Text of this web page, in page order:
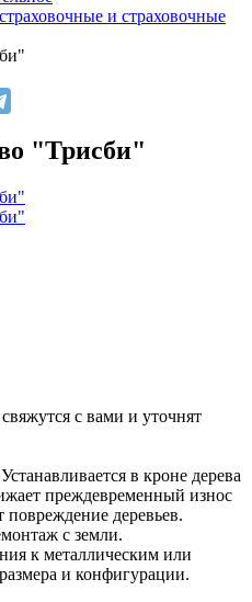
и страховочные
"Трисби"
с вами и уточнят
в кроне дерева
преждевременный износ
деревьев.
с земли.
к металлическим или
и конфигурации.